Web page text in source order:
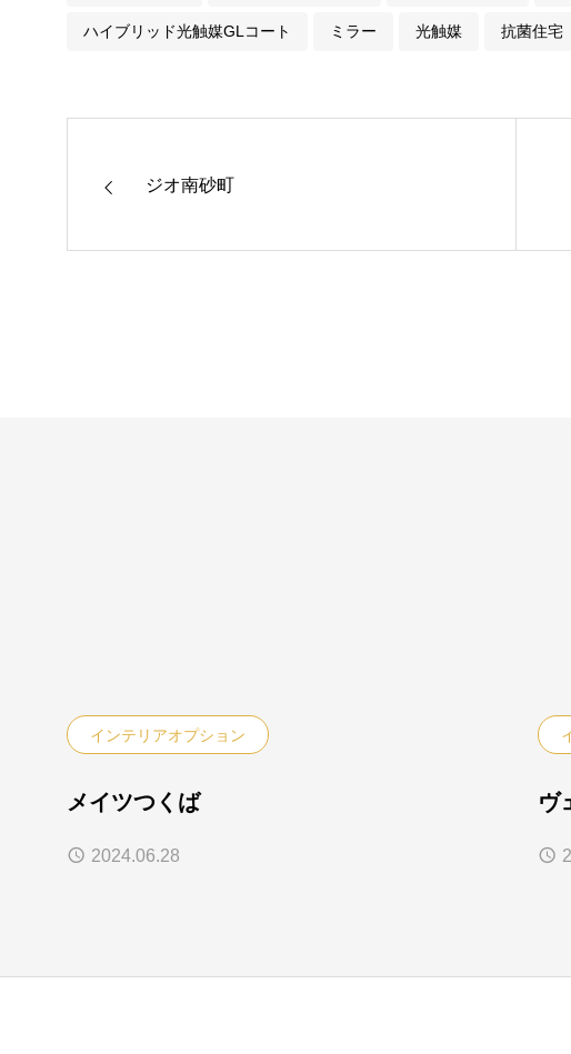
ハイブリッド光触媒GLコート ミラー 光触媒 抗菌住宅
ジオ南砂町
インテリアオプション
メイツつくば
2024.06.28
ヴ